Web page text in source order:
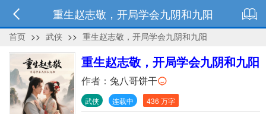
重生赵志敬，开局学会九阴和九阳
首页 >> 武侠 >> 重生赵志敬，开局学会九阴和九阳
重生赵志敬，开局学会九阴和九阳
作者： 兔八哥饼干
武侠 连载中 436 万字